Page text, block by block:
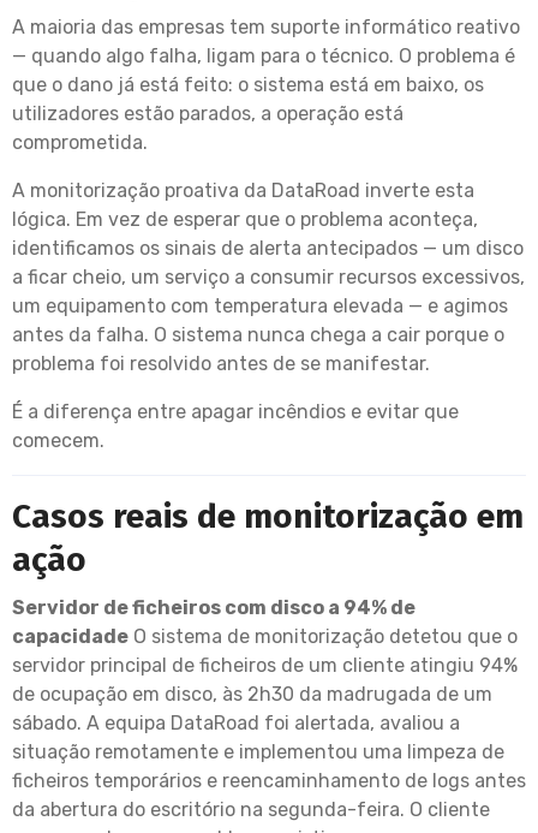
A maioria das empresas tem suporte informático reativo
— quando algo falha, ligam para o técnico. O problema é
que o dano já está feito: o sistema está em baixo, os
utilizadores estão parados, a operação está
comprometida.
A monitorização proativa da DataRoad inverte esta
lógica. Em vez de esperar que o problema aconteça,
identificamos os sinais de alerta antecipados — um disco
a ficar cheio, um serviço a consumir recursos excessivos,
um equipamento com temperatura elevada — e agimos
antes da falha. O sistema nunca chega a cair porque o
problema foi resolvido antes de se manifestar.
É a diferença entre apagar incêndios e evitar que
comecem.
Casos reais de monitorização em
ação
Servidor de ficheiros com disco a 94% de
capacidade O sistema de monitorização detetou que o
servidor principal de ficheiros de um cliente atingiu 94%
de ocupação em disco, às 2h30 da madrugada de um
sábado. A equipa DataRoad foi alertada, avaliou a
situação remotamente e implementou uma limpeza de
ficheiros temporários e reencaminhamento de logs antes
da abertura do escritório na segunda-feira. O cliente